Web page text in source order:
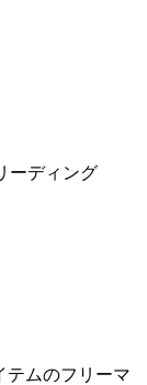
ーディング
テムのフリーマ